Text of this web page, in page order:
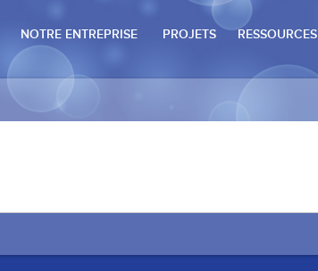
NOTRE ENTREPRISE PROJETS RESSOURCES